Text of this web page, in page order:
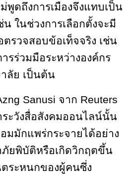
พูดถึงการเมืองจึงแทบเป็น
ในช่วงการเลือกตั้งจะมี
ตรวจสอบข้อเท็จจริง เช่น
รร่วมมือระหว่างองค์กร
าลัย เป็นต้น
Sanusi จาก Reuters
ระวังสื่อสังคมออนไลน์นั้น
มมักแพร่กระจายได้อย่าง
ภัยพิบัติหรือเกิดวิกฤตขึ้น
ตระหนกของผู้คนซึ่ง